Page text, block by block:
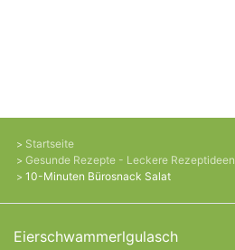
Startseite
Gesunde Rezepte - Leckere Rezeptideen
10-Minuten Bürosnack Salat
Eierschwammerlgulasch